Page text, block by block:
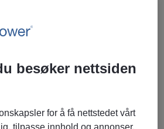
å velge denne yrkesretningen?
med mennesker, og har alltid
ledelse og
kan utvikle seg. Med tiden har min
besøker nettsiden
for å få nettstedet vårt
tilpasse innhold og annonser,